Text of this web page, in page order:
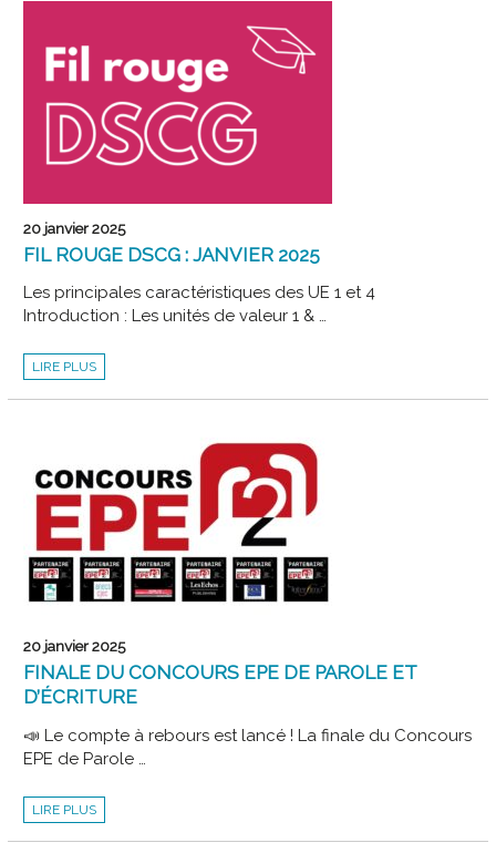
20 janvier 2025
FIL ROUGE DSCG : JANVIER 2025
Les principales caractéristiques des UE 1 et 4
Introduction : Les unités de valeur 1 & …
FIL
ROUGE
:
LIRE PLUS
20 janvier 2025
FINALE DU CONCOURS EPE DE PAROLE ET
D’ÉCRITURE
📣 Le compte à rebours est lancé ! La finale du Concours
EPE de Parole …
FINALE
DU
EPE
LIRE PLUS